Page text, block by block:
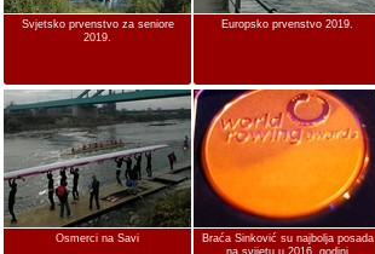
Svjetsko prvenstvo za seniore
2019.
Europsko prvenstvo 2019.
Osmerci na Savi
Braća Sinković su najbolja posada